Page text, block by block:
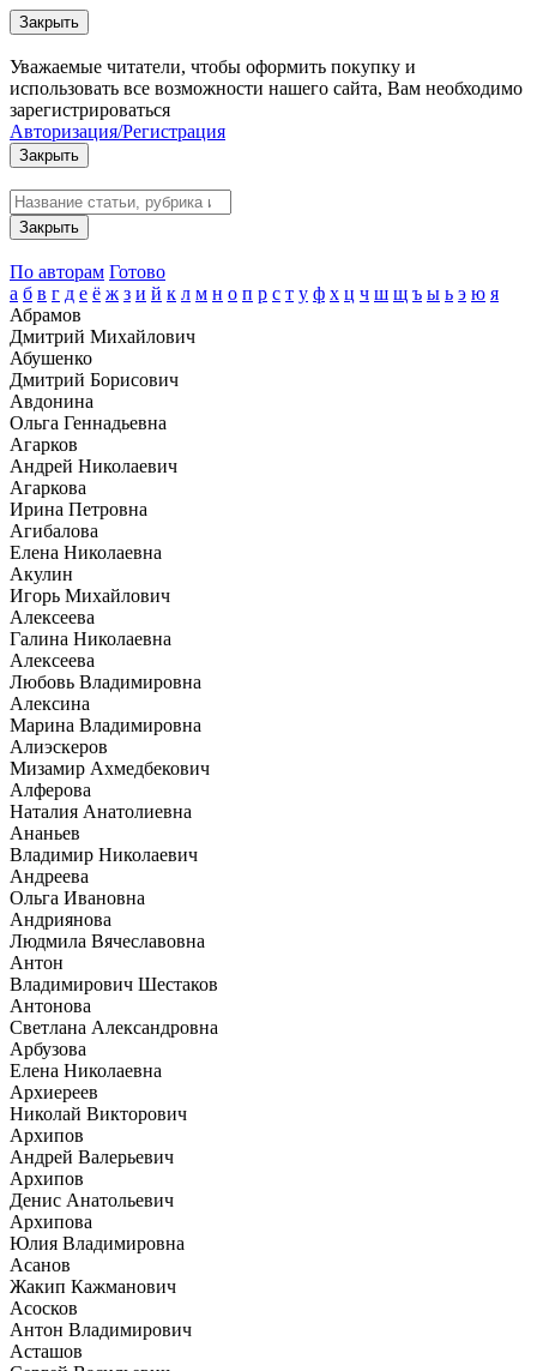
Закрыть
Уважаемые читатели, чтобы оформить покупку и
использовать все возможности нашего сайта, Вам необходимо
зарегистрироваться
Авторизация/Регистрация
Закрыть
Закрыть
По авторам Готово
а б в г д е ё ж з и й к л м н о п р с т у ф х ц ч ш щ ъ ы ь э ю я
Абрамов
Дмитрий Михайлович
Абушенко
Дмитрий Борисович
Авдонина
Ольга Геннадьевна
Агарков
Андрей Николаевич
Агаркова
Ирина Петровна
Агибалова
Елена Николаевна
Акулин
Игорь Михайлович
Алексеева
Галина Николаевна
Алексеева
Любовь Владимировна
Алексина
Марина Владимировна
Алиэскеров
Мизамир Ахмедбекович
Алферова
Наталия Анатолиевна
Ананьев
Владимир Николаевич
Андреева
Ольга Ивановна
Андриянова
Людмила Вячеславовна
Антон
Владимирович Шестаков
Антонова
Светлана Александровна
Арбузова
Елена Николаевна
Архиереев
Николай Викторович
Архипов
Андрей Валерьевич
Архипов
Денис Анатольевич
Архипова
Юлия Владимировна
Асанов
Жакип Кажманович
Асосков
Антон Владимирович
Асташов